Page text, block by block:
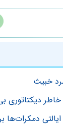
دمکرات‌ها